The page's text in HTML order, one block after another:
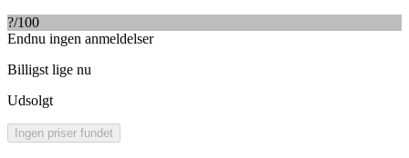
?/100
Endnu ingen anmeldelser
Billigst lige nu
Udsolgt
Ingen priser fundet